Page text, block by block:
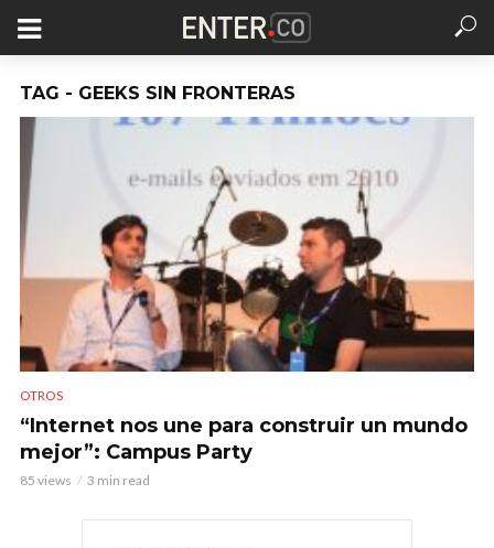
TAG - GEEKS SIN FRONTERAS
OTROS
“Internet nos une para construir un mundo
mejor”: Campus Party
85 views 3 min read